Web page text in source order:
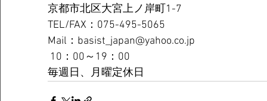
京都市北区大宮上ノ岸町1-7
TEL/FAX：075-495-5065
Mail：basist_japan@yahoo.co.jp
10：00～19：00
毎週日、月曜定休日